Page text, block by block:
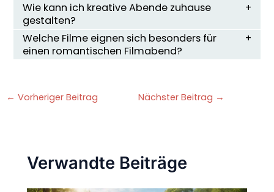
Wie kann ich kreative Abende zuhause
gestalten?
Welche Filme eignen sich besonders für
einen romantischen Filmabend?
← Vorheriger Beitrag Nächster Beitrag →
Verwandte Beiträge